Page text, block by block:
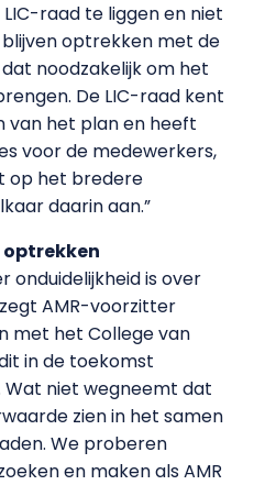
raad te liggen en niet
blijven optrekken met de
dat noodzakelijk om het
De LIC-raad kent
van het plan en heeft
voor de medewerkers,
op het bredere
daarin aan.”
optrekken
onduidelijkheid is over
AMR-voorzitter
met het College van
in de toekomst
niet wegneemt dat
zien in het samen
We proberen
en maken als AMR